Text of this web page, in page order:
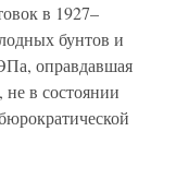
в 1927–
бунтов и
оправдавшая
не в состоянии